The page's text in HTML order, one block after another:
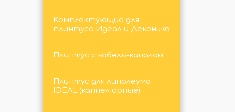
Комплектующие для
плинтуса Идеал и Деконика
Плинтус с кабель-каналом
Плинтус для линолеума
IDEAL (каннелюрные)